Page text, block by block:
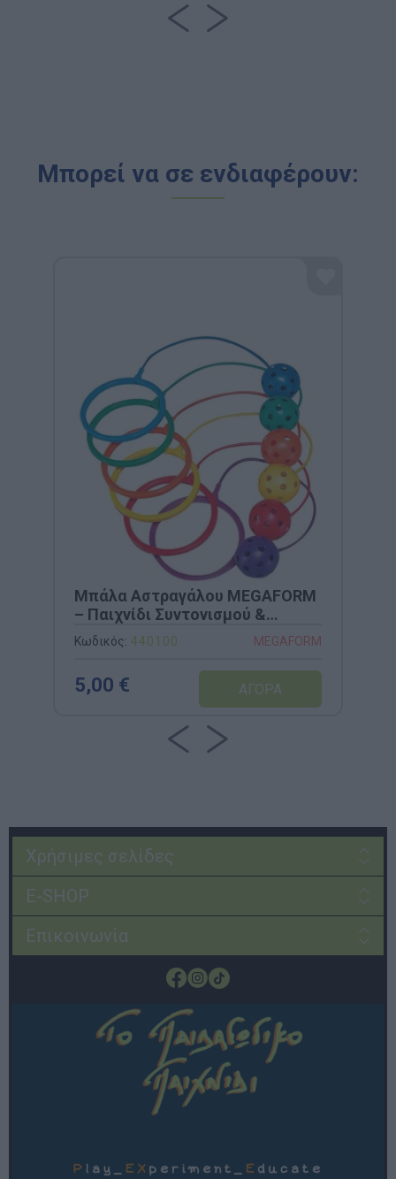
Μπορεί να σε ενδιαφέρουν:
Μπάλα Αστραγάλου MEGAFORM
– Παιχνίδι Συντονισμού &
Ταχύτητας (Διάμετρος 16cm)
Κωδικός: 440100 MEGAFORM
5,00 €
Χρήσιμες σελίδες
E-SHOP
Επικοινωνία